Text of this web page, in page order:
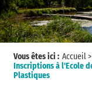
Vous êtes ici : Accueil>
Inscriptions à l'Ecole
Plastiques